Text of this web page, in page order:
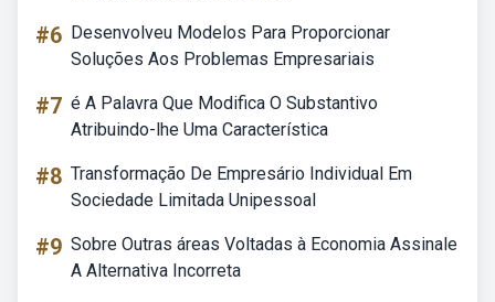
#6 Desenvolveu Modelos Para Proporcionar
Soluções Aos Problemas Empresariais
#7 é A Palavra Que Modifica O Substantivo
Atribuindo-lhe Uma Característica
#8 Transformação De Empresário Individual Em
Sociedade Limitada Unipessoal
#9 Sobre Outras áreas Voltadas à Economia Assinale
A Alternativa Incorreta